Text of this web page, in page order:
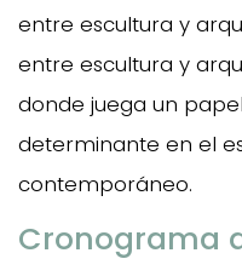
entre escultura y
entre escultura y
donde juega un
determinante en el
contemporáneo.
Cronograma